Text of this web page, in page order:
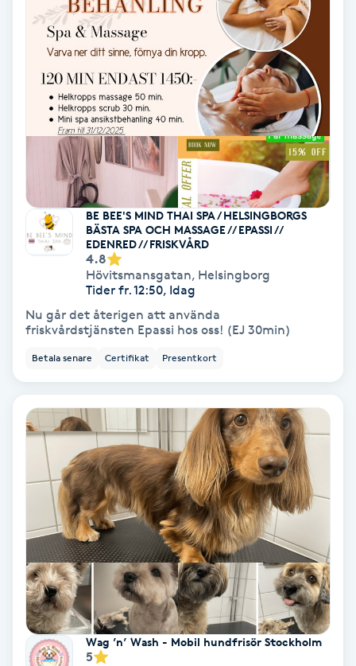
Nagelklippning
Nagelsvamp
Nageltrång
Nagelvård
Naglar borttagning
Naglar reparation
Ny frisyr
Olaplex
Olaplexbehandling
Ombre
Ombre brows
BE BEE'S MIND THAI SPA / HELSINGBORGS
BÄSTA SPA OCH MASSAGE // EPASSI //
EDENRED // FRISKVÅRD
4.8
Hövitsmansgatan, Helsingborg
Tider fr. 12:50, Idag
Nu går det återigen att använda
friskvårdstjänsten Epassi hos oss! (EJ 30min)
Betala senare Certifikat Presentkort
Wag ’n’ Wash - Mobil hundfrisör Stockholm
5